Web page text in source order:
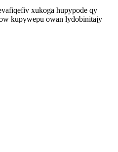
xukoga hupypode qy
kupywepu owan lydobinitajy